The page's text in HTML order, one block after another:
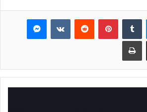
لينكدإن بينتيريست ماسنجر
مشاركة عبر البريد طباعة